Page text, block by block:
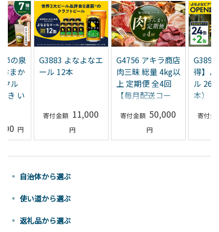
節の泉
まか
クル
き い
G3883 よなよなエ
ール 12本
11,000
G4756 アキラ商店
肉三昧 総量 4kg以
上 定期便 全4回
【毎月配送コー
50,000
得】
ル 26
本）
自治体から選ぶ
使い道から選ぶ
返礼品から選ぶ